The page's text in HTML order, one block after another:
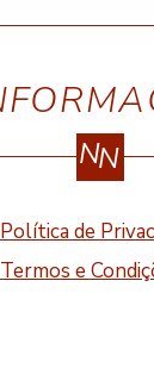
NN
Política de
Termos e